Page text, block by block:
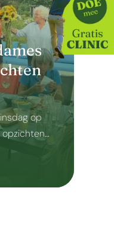
op
opzichten…